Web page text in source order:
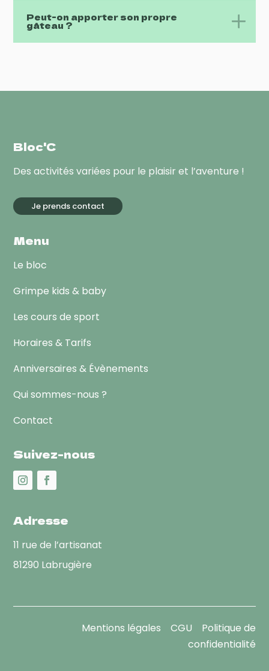
Peut-on apporter son propre
gâteau ?
Bloc'C
Des activités variées pour le plaisir et l’aventure !
Je prends contact
Menu
Le bloc
Grimpe kids & baby
Les cours de sport
Horaires & Tarifs
Anniversaires & Évènements
Qui sommes-nous ?
Contact
Suivez-nous
Adresse
11 rue de l’artisanat
81290 Labrugière
Mentions légales CGU
Politique de
confidentialité